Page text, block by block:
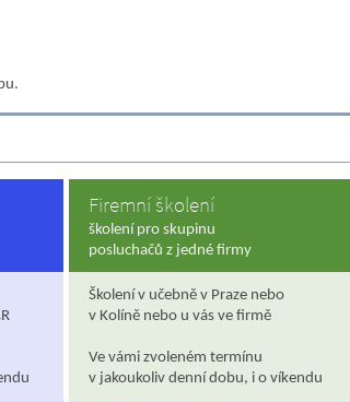
Firemní školení
školení pro skupinu
posluchačů z jedné firmy
Školení v učebně v Praze nebo
v Kolíně nebo u vás ve firmě
Ve vámi zvoleném termínu
v jakoukoliv denní dobu, i o víkendu